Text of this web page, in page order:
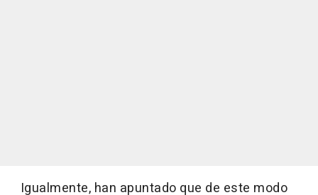
Igualmente, han apuntado que de este modo